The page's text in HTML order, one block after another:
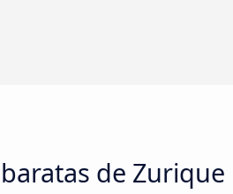
de Zurique